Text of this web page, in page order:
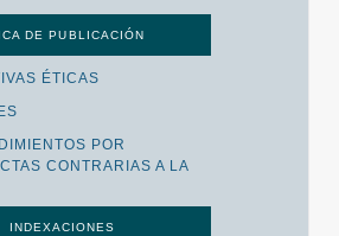
DE PUBLICACIÓN
ÉTICAS
POR
CONTRARIAS A LA
INDEXACIONES